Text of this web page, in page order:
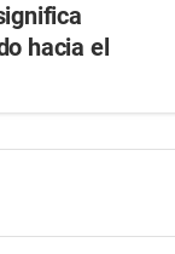
hacia el